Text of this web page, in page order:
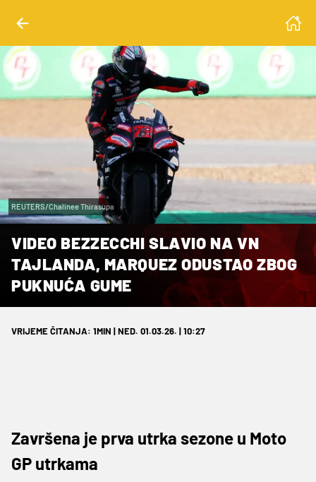
REUTERS/Chalinee Thirasupa
VIDEO BEZZECCHI SLAVIO NA VN
TAJLANDA, MARQUEZ ODUSTAO ZBOG
PUKNUĆA GUME
VRIJEME ČITANJA: 1MIN | NED. 01.03.26. | 10:27
Završena je prva utrka sezone u Moto
GP utrkama